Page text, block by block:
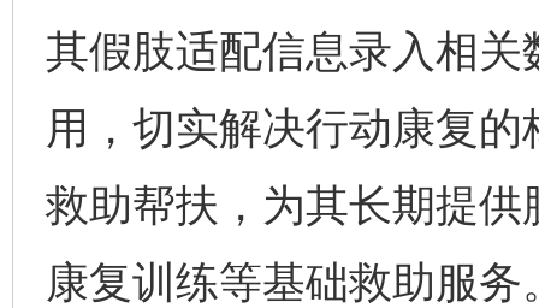
其假肢适配信息录入相
用，切实解决行动康复
救助帮扶，为其长期提
康复训练等基础救助服